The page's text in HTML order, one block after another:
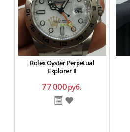
Rolex Oyster Perpetual
Explorer II
77 000руб.